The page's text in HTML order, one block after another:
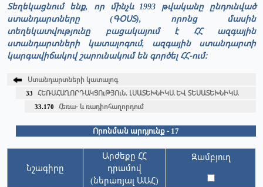
Տեղեկացնում ենք, որ մինչև 1993 թվականը ընդունված
ստանդարտները (ԳՕՍՏ), որոնց մասին
տեղեկատվությունը բացակայում է ՀՀ ազգային
ստանդարտների կատալոգում, ազգային ստանդարտի
կարգավիճակով շարունակում են գործել ՀՀ-ում։
Ստանդարտների կատալոգ
33 ՀԵՌԱՀԱՂՈՐԴԱԿՑՈւԹՅՈւՆ. ԼՍԱՏԵԽՆԻԿԱ ԵՎ ՏԵՍԱՏԵԽՆԻԿԱ
33.170 Հեռա- և ռադիոհաղորդում
Որոնման արդյունք - 17
Նշագիրը
Արժեքը ՀՀ
դրամով
(ներառյալ ԱԱՀ)
Զամբյուղ